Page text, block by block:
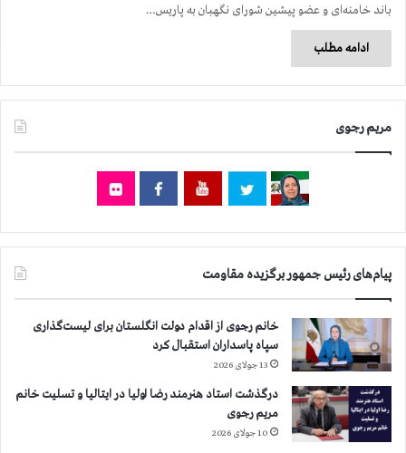
باند خامنه‌ای و عضو پیشین شورای نگهبان به پاریس…
ادامه مطلب
مریم رجوی
پیام‌های رئیس جمهور برگزیده مقاومت
خانم رجوی از اقدام دولت انگلستان برای لیست‌گذاری
سپاه پاسداران استقبال کرد
13 جولای 2026
درگذشت استاد هنرمند رضا اولیا در ایتالیا و تسلیت خانم
مریم رجوی
10 جولای 2026